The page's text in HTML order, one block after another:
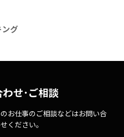
ング
わせ･ご相談
お仕事のご相談などはお問い合
ください。